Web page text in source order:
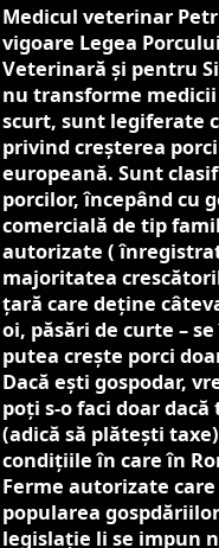
Medicul veterinar
vigoare Legea
Veterinară și pentru
nu transforme
scurt, sunt legiferate
privind creșterea
europeană. Sunt
porcilor, începând cu
comercială de tip
autorizate (
majoritatea
țară care deține
oi, păsări de curte –
putea crește porci
Dacă ești gospodar,
poți s-o faci doar dacă
(adică să plătești
condițiile în care în
Ferme autorizate
popularea
legislație li se impun